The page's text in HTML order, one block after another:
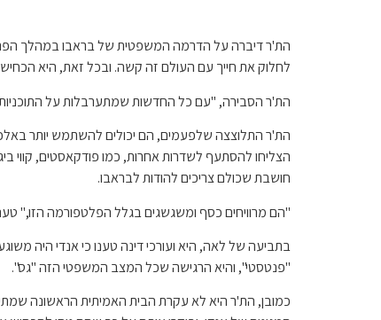
לחלוק את חייך עם העולם זה קשה. ובכל זאת, היא
הת'ר הסבירה, "עם כל החדשות שמתערבלות על
הצליחו להסתעף לשדרות אחרות, כמו פודקאסטים, קווי
חושבת שכולם צריכים להודות לבראבו.
"הם מרוויחים כסף ומשגשגים בגלל הפלטפורמה הזו,"
בתביעה של לאה, היא ועורכי דינה טענו כי אנדי היה
"פנטסטי", והיא הרגישה שכל המצב המשפטי הזה "גס".
כמובן, הת'ר היא לא עקרת הבית האמיתית הראשונה